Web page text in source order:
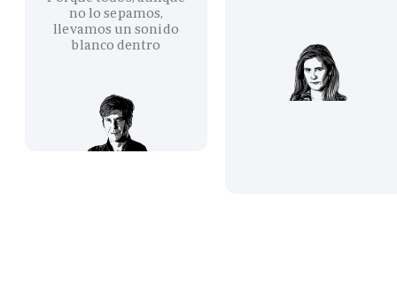
no lo sepamos,
llevamos un sonido
blanco dentro